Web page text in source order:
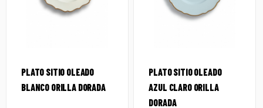
PLATO SITIO OLEADO
BLANCO ORILLA DORADA
PLATO SITIO OLEADO
AZUL CLARO ORILLA
DORADA